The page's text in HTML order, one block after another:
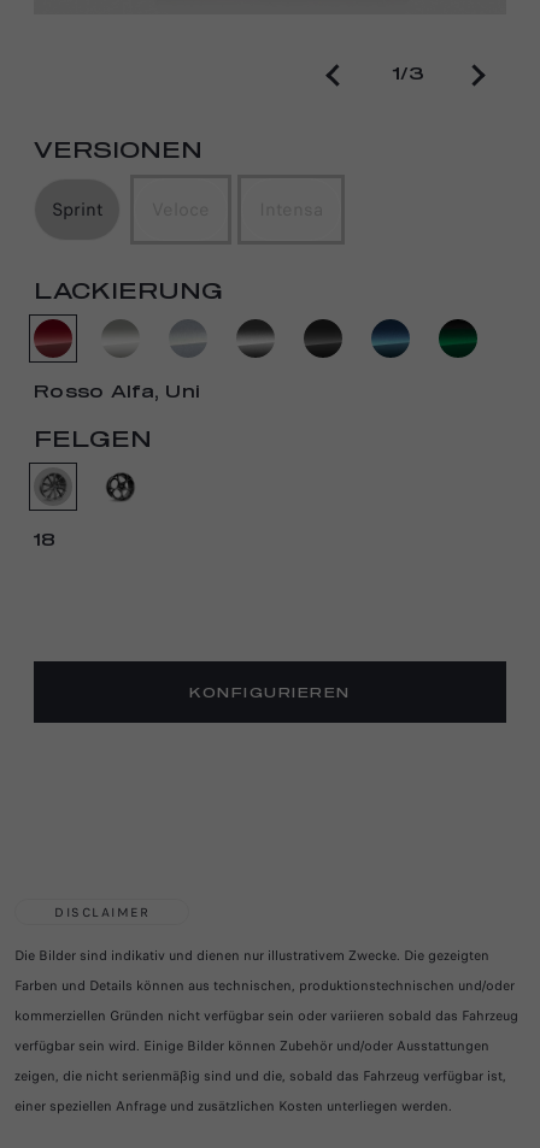
1/3
VERSIONEN
Sprint
LACKIERUNG
Rosso Alfa, Uni
FELGEN
18
KONFIGURIEREN
DISCLAIMER
Die Bilder sind indikativ und dienen nur illustrativem Zwecke. Die gezeigten
Farben und Details können aus technischen, produktionstechnischen und/oder
kommerziellen Gründen nicht verfügbar sein oder variieren sobald das Fahrzeug
verfügbar sein wird. Einige Bilder können Zubehör und/oder Ausstattungen
zeigen, die nicht serienmäßig sind und die, sobald das Fahrzeug verfügbar ist,
einer speziellen Anfrage und zusätzlichen Kosten unterliegen werden.